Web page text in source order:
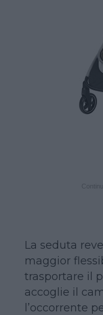
La seduta
maggior
trasportare il
accoglie il
l’occorrente